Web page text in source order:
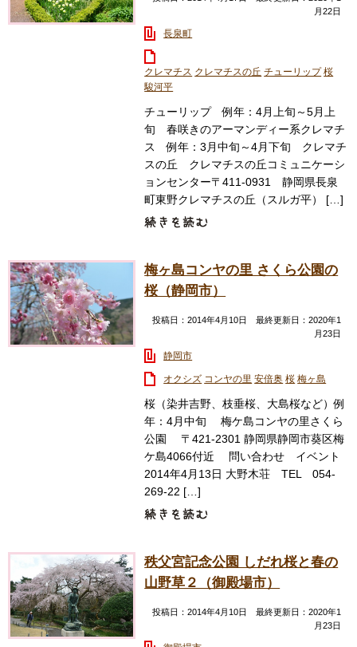
月22日
長泉町
クレマチス クレマチスの丘 チューリップ 桜
駿河平
チューリップ 例年：4月上旬～5月上
旬 春咲きのアーマンディー系クレマチ
ス 例年：3月中旬～4月下旬 クレマチ
スの丘 クレマチスの丘コミュニケーシ
ョンセンター〒411-0931 静岡県長泉
町東野クレマチスの丘（スルガ平） […]
梅ヶ島コンヤの里 さくら公園の
桜（静岡市）
投稿日：2014年4月10日 最終更新日：2020年1
月23日
静岡市
オクシズ コンヤの里 安倍奥 桜 梅ヶ島
桜（染井吉野、枝垂桜、大島桜など）例
年：4月中旬 梅ケ島コンヤの里さくら
公園 〒421-2301 静岡県静岡市葵区梅
ケ島4066付近 問い合わせ イベント
2014年4月13日 大野木荘 TEL 054-
269-22 […]
秩父宮記念公園 しだれ桜と春の
山野草２（御殿場市）
投稿日：2014年4月10日 最終更新日：2020年1
月23日